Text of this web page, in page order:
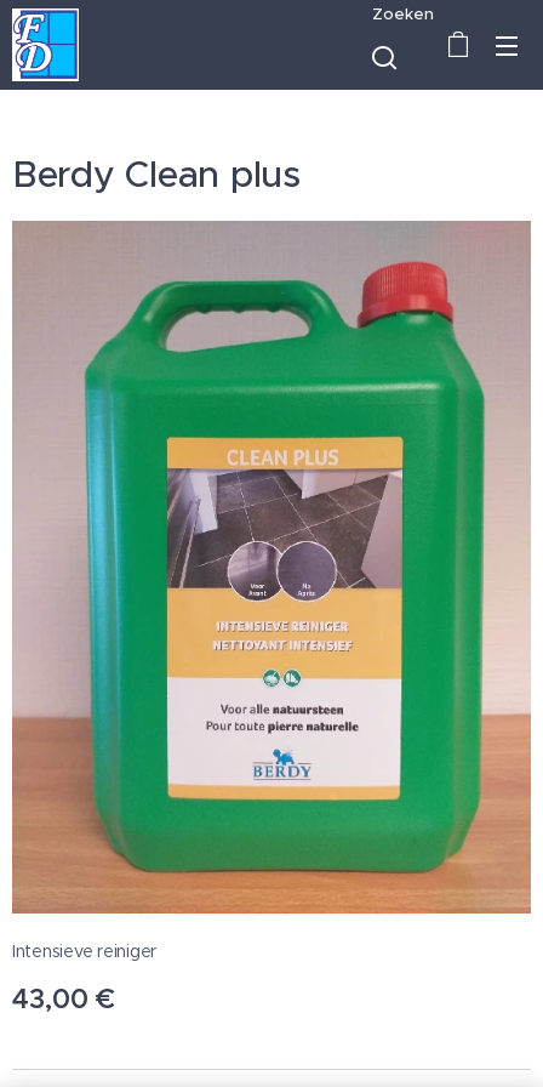
Zoeken
Berdy Clean plus
Intensieve reiniger
43,00 €